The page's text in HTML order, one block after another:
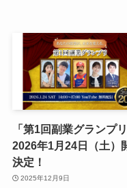
「第1回副業グランプリ
2026年1月24日（土）
決定！
2025年12月9日